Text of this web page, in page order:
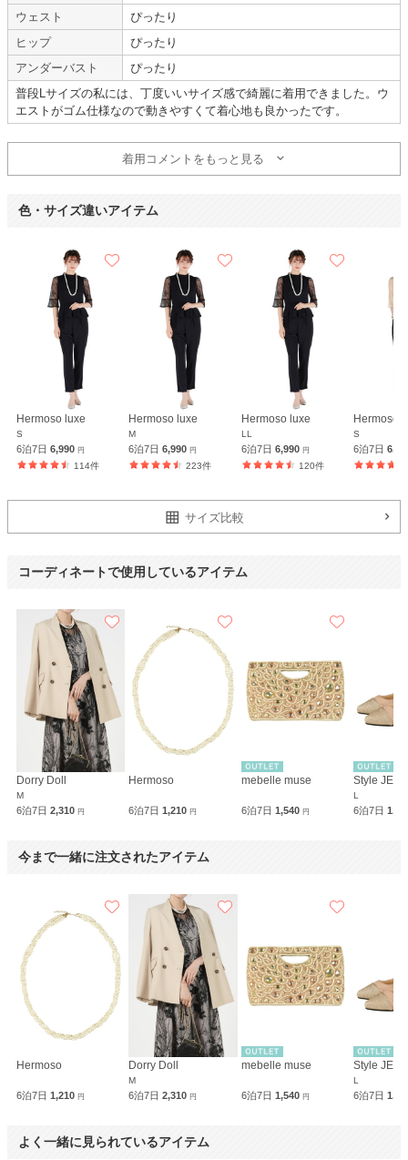
年齢 : 40代
身長 :
体重 :
60～64kg
体型 :標準
使用時期 :12月
使用地域 :栃木県
職場の後輩の結婚式で利用させて頂きました。
立っている時はぴったりで、座った時に腰の後ろ部分がやや短い印象でした
が、動きやすく華やかさもあり、全体的には満足しています。
手軽に品数豊富なアイテムをお借りすることができて本当に良かったです。
mebelle muse
ウェスト
ぴったり
ヒップ
ぴったり
アンダーバスト
ぴったり
普段Lサイズの私には、丁度いいサイズ感で綺麗に着用できました。ウ
エストがゴム仕様なので動きやすくて着心地も良かったです。
着用コメントをもっと見る
色・サイズ違いアイテム
Hermoso luxe
S
6泊7日 6,990 円
114件
Hermoso luxe
M
6泊7日6,990円
223件
Hermoso luxe
LL
6泊7日 6,990 円
120件
Hermoso
S
6泊7日
サイズ比較
コーディネートで使用しているアイテム
Dorry Doll
M
6泊7日 2,310 円
Hermoso
6泊7日1,210円
mebelle muse
6泊7日 1,540 円
Style
L
6泊7日
今まで一緒に注文されたアイテム
Hermoso
6泊7日 1,210 円
Dorry Doll
M
6泊7日2,310円
mebelle muse
6泊7日 1,540 円
Style
L
6泊7日
よく一緒に見られているアイテム